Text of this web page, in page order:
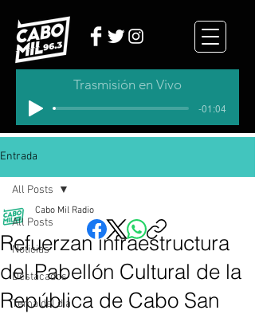
Trasmisión en Vivo
-01:04
Entrada
All Posts
Noticias
Destacados
Tema del dia
All Posts
Refuerzan infraestructura
del Pabellón Cultural de la
República de Cabo San
Cabo Mil Radio